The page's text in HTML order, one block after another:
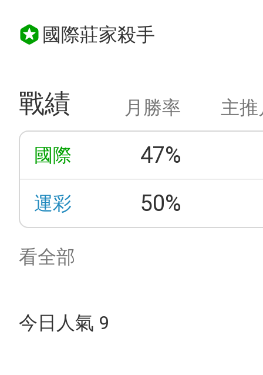
國際莊家殺手
戰績 月勝率 主
國際 47%
運彩 50%
看全部
今日人氣 9